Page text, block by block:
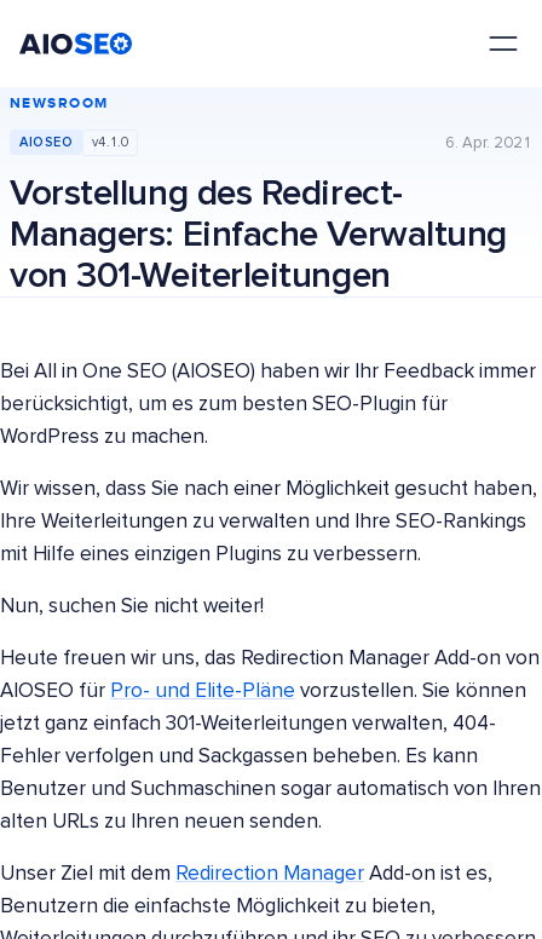
NEWSROOM
AIOSEO v4.1.0 6. Apr. 2021
Vorstellung des Redirect-
Managers: Einfache Verwaltung
von 301-Weiterleitungen
Bei All in One SEO (AIOSEO) haben wir Ihr Feedback immer
berücksichtigt, um es zum besten SEO-Plugin für
WordPress zu machen.
Wir wissen, dass Sie nach einer Möglichkeit gesucht haben,
Ihre Weiterleitungen zu verwalten und Ihre SEO-Rankings
mit Hilfe eines einzigen Plugins zu verbessern.
Nun, suchen Sie nicht weiter!
Heute freuen wir uns, das Redirection Manager Add-on von
AIOSEO für Pro- und Elite-Pläne vorzustellen. Sie können
jetzt ganz einfach 301-Weiterleitungen verwalten, 404-
Fehler verfolgen und Sackgassen beheben. Es kann
Benutzer und Suchmaschinen sogar automatisch von Ihren
alten URLs zu Ihren neuen senden.
Unser Ziel mit dem Redirection Manager Add-on ist es,
Benutzern die einfachste Möglichkeit zu bieten,